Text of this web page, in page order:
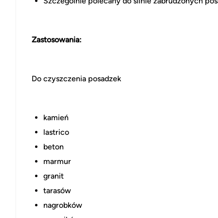
Zastosowania:
Do czyszczenia posadzek
kamień
lastrico
beton
marmur
granit
tarasów
nagrobków